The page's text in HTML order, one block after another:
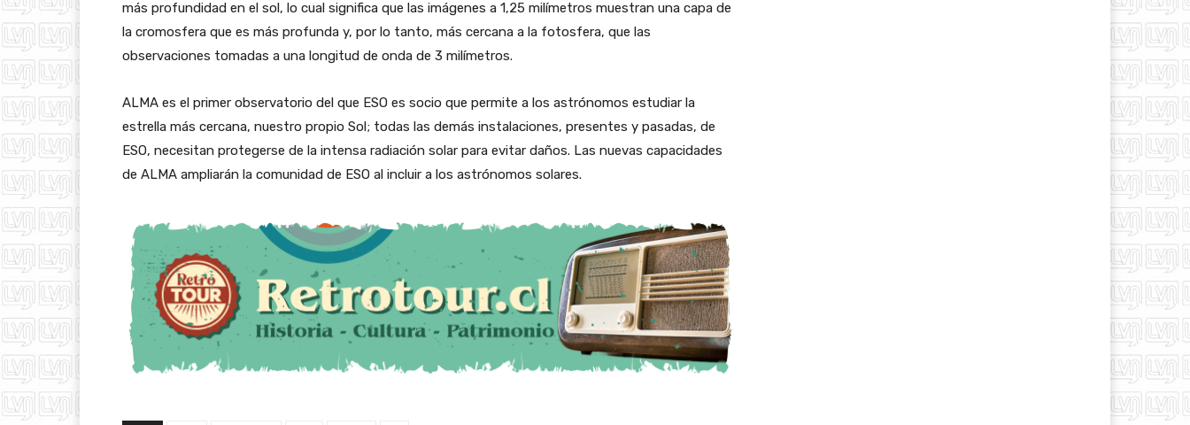
más profundidad en el sol, lo cual significa que las imágenes a 1,25 milímetros muestran una capa de
la cromosfera que es más profunda y, por lo tanto, más cercana a la fotosfera, que las
observaciones tomadas a una longitud de onda de 3 milímetros.
ALMA es el primer observatorio del que ESO es socio que permite a los astrónomos estudiar la
estrella más cercana, nuestro propio Sol; todas las demás instalaciones, presentes y pasadas, de
ESO, necesitan protegerse de la intensa radiación solar para evitar daños. Las nuevas capacidades
de ALMA ampliarán la comunidad de ESO al incluir a los astrónomos solares.